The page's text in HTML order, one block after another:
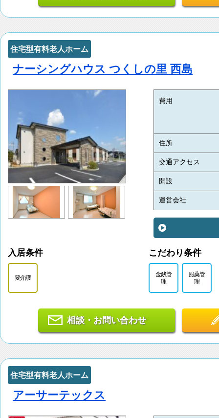
住宅型有料老人ホーム
ナーシングハウス つくしの里 西島
費用
住所
交通アクセス
開設
運営会社
入居条件
要介護
こだわり条件
金銭管
理
服薬管
理
相談・お問い合わせ
住宅型有料老人ホーム
アーサーテックス